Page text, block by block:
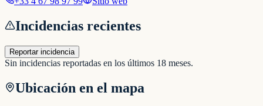
Incidencias recientes
Reportar incidencia
Sin incidencias reportadas en los últimos 18 meses.
Ubicación en el mapa